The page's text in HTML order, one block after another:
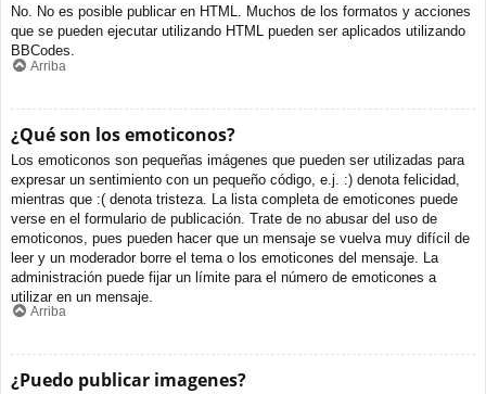
No. No es posible publicar en HTML. Muchos de los formatos y acciones
que se pueden ejecutar utilizando HTML pueden ser aplicados utilizando
BBCodes.
Arriba
¿Qué son los emoticonos?
Los emoticonos son pequeñas imágenes que pueden ser utilizadas para
expresar un sentimiento con un pequeño código, e.j. :) denota felicidad,
mientras que :( denota tristeza. La lista completa de emoticones puede
verse en el formulario de publicación. Trate de no abusar del uso de
emoticonos, pues pueden hacer que un mensaje se vuelva muy difícil de
leer y un moderador borre el tema o los emoticones del mensaje. La
administración puede fijar un límite para el número de emoticones a
utilizar en un mensaje.
Arriba
¿Puedo publicar imagenes?